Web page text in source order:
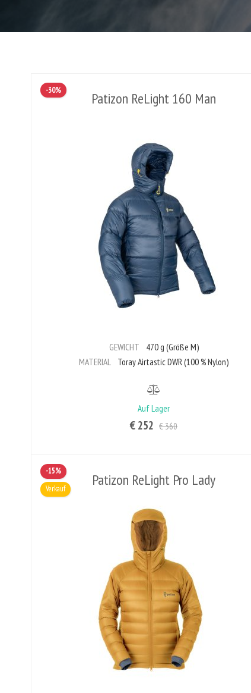
-30% Patizon ReLight 160 Man
GEWICHT
470 g (Größe M)
MATERIAL
Toray Airtastic DWR (100 % Nylon)
Auf Lager
€ 252 € 360
-15%
Verkauf
Patizon ReLight Pro Lady